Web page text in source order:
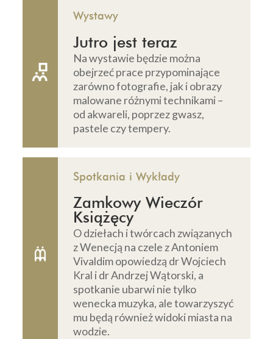
Wystawy
Jutro jest teraz
Na wystawie będzie można
obejrzeć prace przypominające
zarówno fotografie, jak i obrazy
malowane różnymi technikami –
od akwareli, poprzez gwasz,
pastele czy tempery.
Spotkania i Wykłady
Zamkowy Wieczór
Książęcy
O dziełach i twórcach związanych
z Wenecją na czele z Antoniem
Vivaldim opowiedzą dr Wojciech
Kral i dr Andrzej Wątorski, a
spotkanie ubarwi nie tylko
wenecka muzyka, ale towarzyszyć
mu będą również widoki miasta na
wodzie.